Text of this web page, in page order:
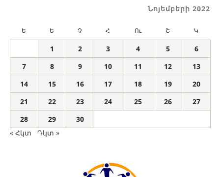
Նոյեմբերի 2022
Ե Ե Չ Հ Ու Շ Կ
1 2 3 4 5
6
7
8 9 10 11 12
13
14
15 16 17 18 19
20
21
22 23 24 25 26
27
28
29
30
« Հկտ
Դկտ »